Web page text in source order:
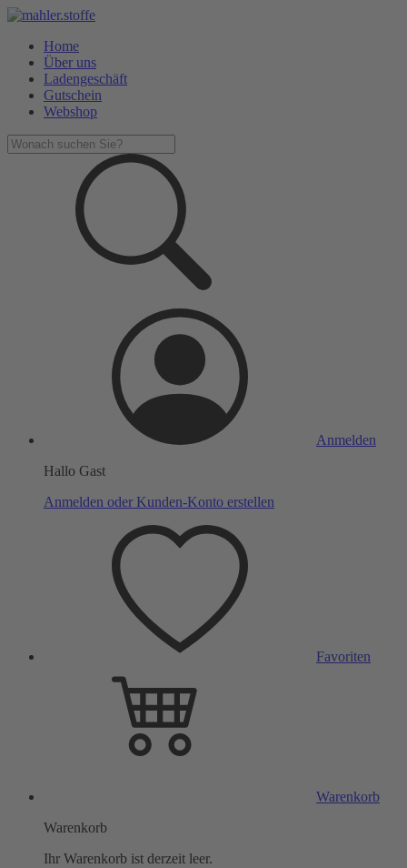
Home
Über uns
Ladengeschäft
Gutschein
Webshop
Anmelden
Hallo Gast
Anmelden oder Kunden-Konto erstellen
Favoriten
Warenkorb
Warenkorb
Ihr Warenkorb ist derzeit leer.